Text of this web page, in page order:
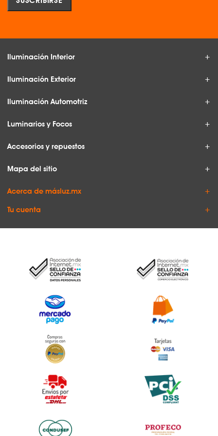
Iluminación Interior
Iluminación Exterior
Iluminación Automotriz
Luminarios y Focos
Accesorios y repuestos
Mapa del sitio
Acerca de másluz.mx
Tu cuenta